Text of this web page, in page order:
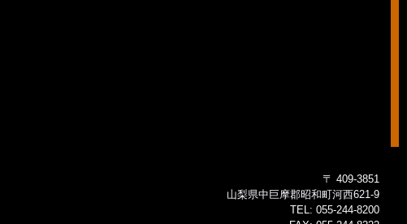
〒 409-3851
山梨県中巨摩郡昭和町河西621-9
TEL: 055-244-8200